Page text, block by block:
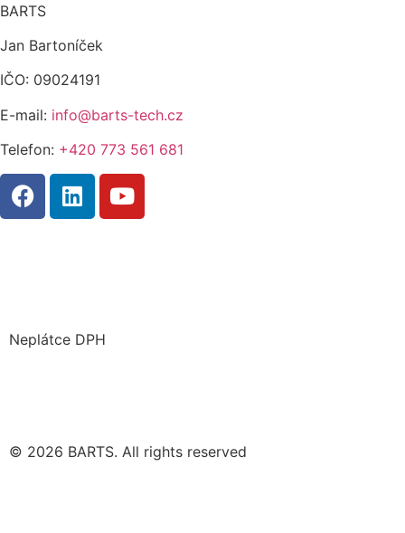
BARTS
Jan Bartoníček
IČO: 09024191
E-mail: info@barts-tech.cz
Telefon: +420 773 561 681
Neplátce DPH
© 2026 BARTS. All rights reserved